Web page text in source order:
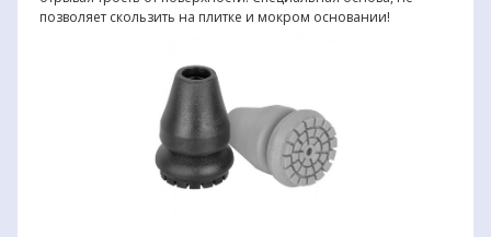
позволяет скользить на плитке и мокром основании!